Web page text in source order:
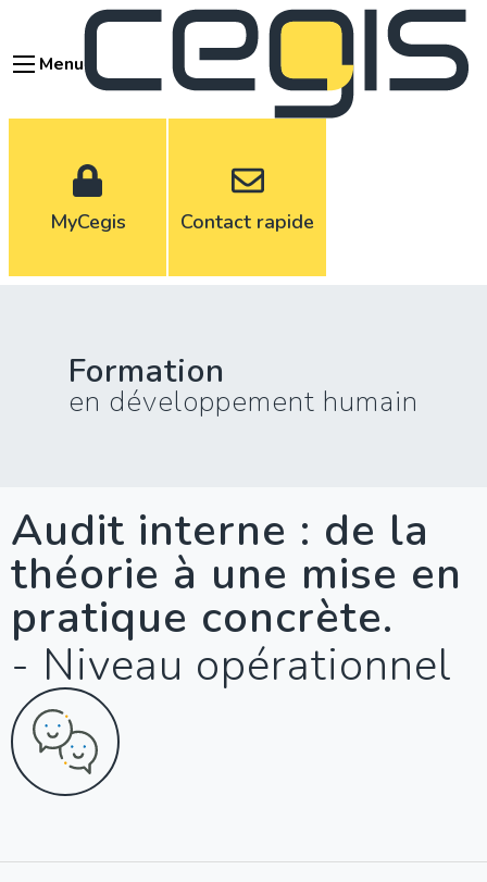
contenuMenu
MyCegis Contact rapide
Formation
en développement humain
Audit interne : de la
théorie à une mise en
pratique concrète.
- Niveau opérationnel